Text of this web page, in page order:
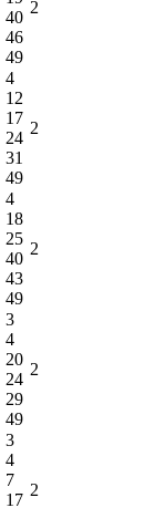
40
46
49
2
4
12
17
24
31
49
2
4
18
25
40
43
49
2
3
4
20
24
29
49
2
3
4
7
17
2